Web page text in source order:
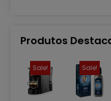
Produtos
Sale! Sale!